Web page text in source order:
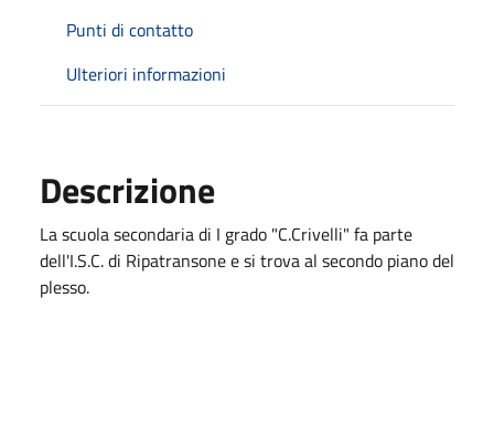
Punti di contatto
Ulteriori informazioni
Descrizione
La scuola secondaria di I grado "C.Crivelli" fa parte
dell'I.S.C. di Ripatransone e si trova al secondo piano del
plesso.